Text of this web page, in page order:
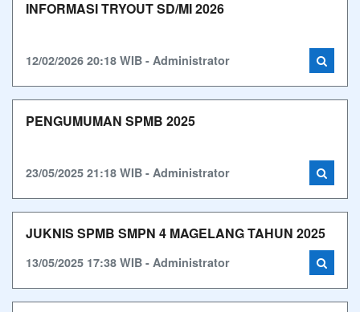
INFORMASI TRYOUT SD/MI 2026
12/02/2026 20:18 WIB - Administrator
PENGUMUMAN SPMB 2025
23/05/2025 21:18 WIB - Administrator
JUKNIS SPMB SMPN 4 MAGELANG TAHUN 2025
13/05/2025 17:38 WIB - Administrator